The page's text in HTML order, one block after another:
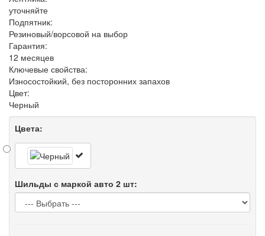
уточняйте
Подпятник:
Резиновый/ворсовой на выбор
Гарантия:
12 месяцев
Ключевые свойства:
Износостойкий, без посторонних запахов
Цвет:
Черный
Цвета:
Шильды с маркой авто 2 шт: